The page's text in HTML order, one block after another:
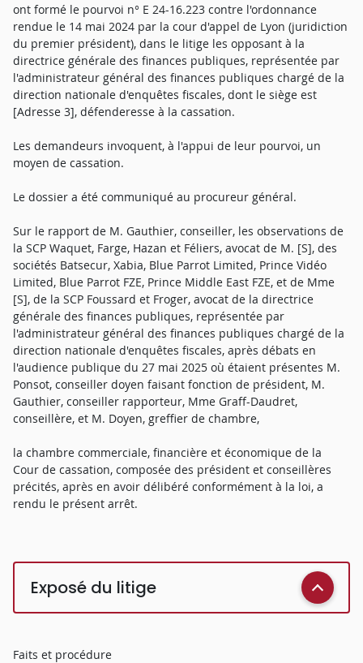
ont formé le pourvoi n° E 24-16.223 contre l'ordonnance
rendue le 14 mai 2024 par la cour d'appel de Lyon (juridiction
du premier président), dans le litige les opposant à la
directrice générale des finances publiques, représentée par
l'administrateur général des finances publiques chargé de la
direction nationale d'enquêtes fiscales, dont le siège est
[Adresse 3], défenderesse à la cassation.
Les demandeurs invoquent, à l'appui de leur pourvoi, un
moyen de cassation.
Le dossier a été communiqué au procureur général.
Sur le rapport de M. Gauthier, conseiller, les observations de
la SCP Waquet, Farge, Hazan et Féliers, avocat de M. [S], des
sociétés Batsecur, Xabia, Blue Parrot Limited, Prince Vidéo
Limited, Blue Parrot FZE, Prince Middle East FZE, et de Mme
[S], de la SCP Foussard et Froger, avocat de la directrice
générale des finances publiques, représentée par
l'administrateur général des finances publiques chargé de la
direction nationale d'enquêtes fiscales, après débats en
l'audience publique du 27 mai 2025 où étaient présentes M.
Ponsot, conseiller doyen faisant fonction de président, M.
Gauthier, conseiller rapporteur, Mme Graff-Daudret,
conseillère, et M. Doyen, greffier de chambre,
la chambre commerciale, financière et économique de la
Cour de cassation, composée des président et conseillères
précités, après en avoir délibéré conformément à la loi, a
rendu le présent arrêt.
Exposé du litige
Faits et procédure